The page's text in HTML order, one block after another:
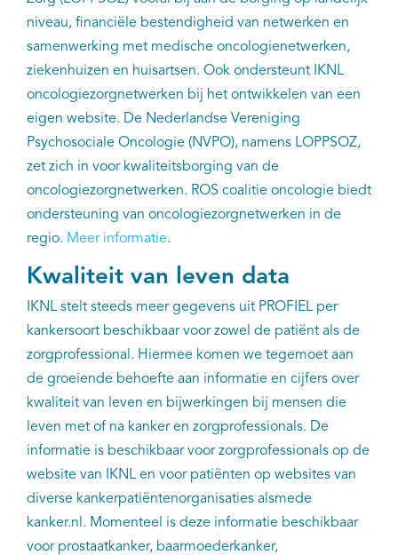
niveau, financiële bestendigheid van netwerken en
samenwerking met medische oncologienetwerken,
ziekenhuizen en huisartsen. Ook ondersteunt IKNL
oncologiezorgnetwerken bij het ontwikkelen van een
eigen website. De Nederlandse Vereniging
Psychosociale Oncologie (NVPO), namens LOPPSOZ,
zet zich in voor kwaliteitsborging van de
oncologiezorgnetwerken. ROS coalitie oncologie biedt
ondersteuning van oncologiezorgnetwerken in de
regio. Meer informatie.
Kwaliteit van leven data
IKNL stelt steeds meer gegevens uit PROFIEL per
kankersoort beschikbaar voor zowel de patiënt als de
zorgprofessional. Hiermee komen we tegemoet aan
de groeiende behoefte aan informatie en cijfers over
kwaliteit van leven en bijwerkingen bij mensen die
leven met of na kanker en zorgprofessionals. De
informatie is beschikbaar voor zorgprofessionals op de
website van IKNL en voor patiënten op websites van
diverse kankerpatiëntenorganisaties alsmede
kanker.nl. Momenteel is deze informatie beschikbaar
voor prostaatkanker, baarmoederkanker,